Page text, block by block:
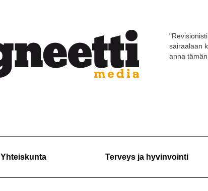
sairaalaan
anna
Yhteiskunta Terveys ja hyvinvointi